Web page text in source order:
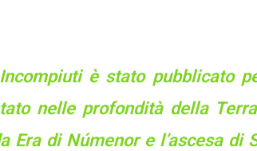
è stato pubblicato
nelle profondità della
di Númenor e l’ascesa di